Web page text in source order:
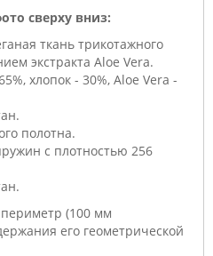
сверху вниз:
ткань трикотажного
экстракта Aloe Vera.
хлопок - 30%, Aloe Vera -
полотна.
с плотностью 256
(100 мм
его геометрической